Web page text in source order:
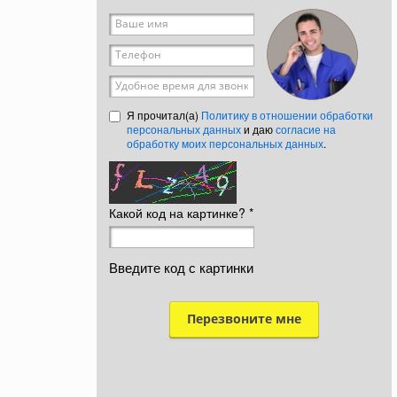
Ваше имя*
Телефон*
Удобное время для звонка
Я прочитал(а) Политику в отношении обработки
персональных данныхи даюсогласие на
обработку моих персональных данных.
Какой код на картинке? *
Введите код с картинки